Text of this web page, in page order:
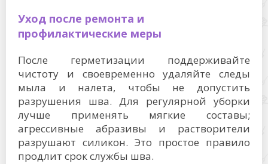
Уход после ремонта и
профилактические меры
После герметизации поддерживайте
чистоту и своевременно удаляйте следы
мыла и налета, чтобы не допустить
разрушения шва. Для регулярной уборки
лучше применять мягкие составы;
агрессивные абразивы и растворители
разрушают силикон. Это простое правило
продлит срок службы шва.